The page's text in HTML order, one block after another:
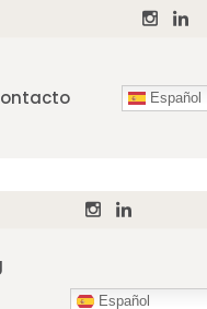
Español
Español